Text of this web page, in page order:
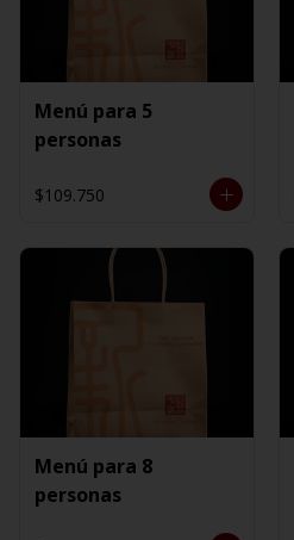
Menú para 5
personas
$109.750
Menú para 8
personas